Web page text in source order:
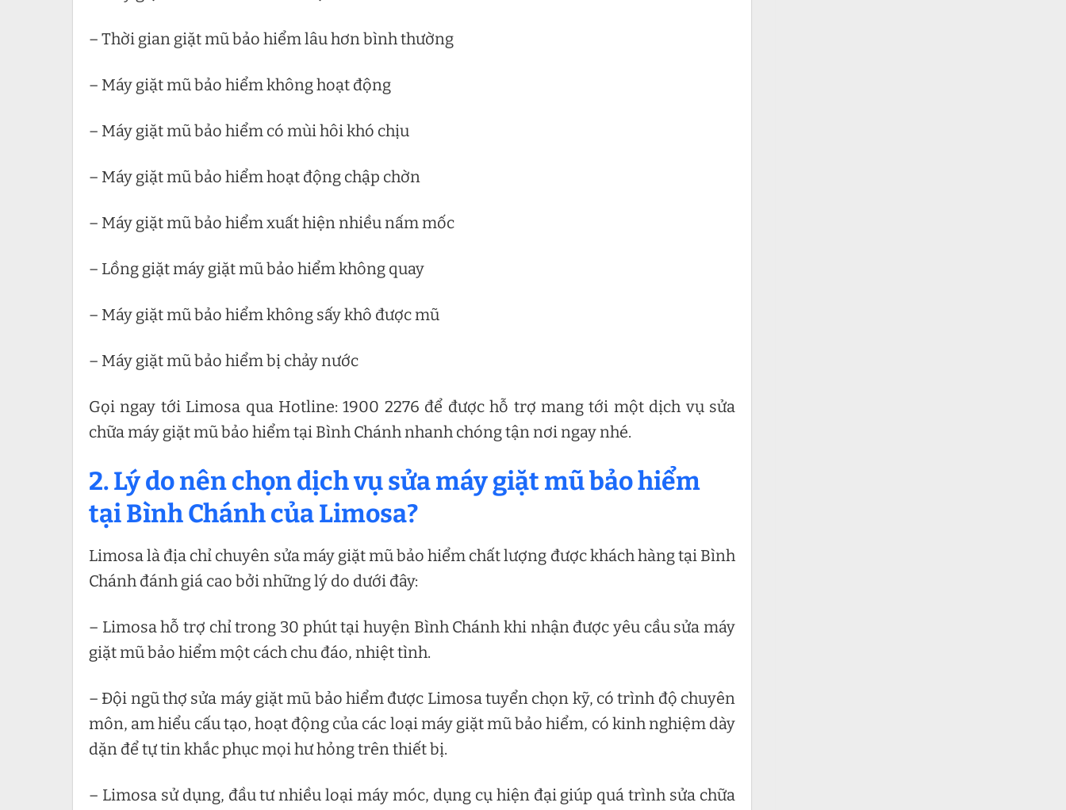
– Thời gian giặt mũ bảo hiểm lâu hơn bình thường
– Máy giặt mũ bảo hiểm không hoạt động
– Máy giặt mũ bảo hiểm có mùi hôi khó chịu
– Máy giặt mũ bảo hiểm hoạt động chập chờn
– Máy giặt mũ bảo hiểm xuất hiện nhiều nấm mốc
– Lồng giặt máy giặt mũ bảo hiểm không quay
– Máy giặt mũ bảo hiểm không sấy khô được mũ
– Máy giặt mũ bảo hiểm bị chảy nước
Gọi ngay tới Limosa qua Hotline: 1900 2276 để được hỗ trợ mang tới một dịch vụ sửa
chữa máy giặt mũ bảo hiểmtại Bình Chánh nhanh chóng tận nơi ngay nhé.
2. Lý do nên chọn dịch vụ sửa máy giặt mũ bảo hiểm
tại Bình Chánh của Limosa?
Limosa là địa chỉ chuyên sửa máy giặt mũ bảo hiểm chất lượng được khách hàng tại Bình
Chánh đánh giá cao bởi những lý do dưới đây:
– Limosa hỗ trợ chỉ trong 30 phút tại huyện Bình Chánh khi nhận được yêu cầu sửa máy
giặt mũ bảo hiểm một cách chu đáo, nhiệt tình.
– Đội ngũ thợ sửa máy giặt mũ bảo hiểm được Limosa tuyển chọn kỹ, có trình độ chuyên
môn, am hiểu cấu tạo, hoạt động của các loại máy giặt mũ bảo hiểm, có kinh nghiệm dày
dặn để tự tin khắc phục mọi hư hỏng trên thiết bị.
– Limosa sử dụng, đầu tư nhiều loại máy móc, dụng cụ hiện đại giúp quá trình sửa chữa